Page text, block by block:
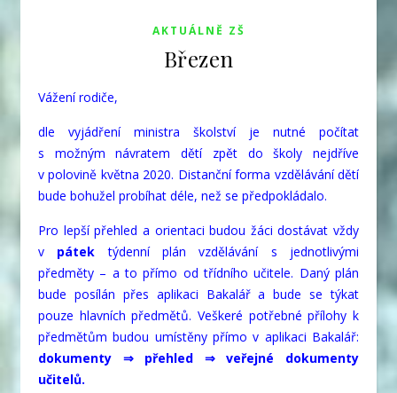
AKTUÁLNĚ ZŠ
Březen
Vážení rodiče,
dle vyjádření ministra školství je nutné počítat
s možným návratem dětí zpět do školy nejdříve
v polovině května 2020. Distanční forma vzdělávání dětí
bude bohužel probíhat déle, než se předpokládalo.
Pro lepší přehled a orientaci budou žáci dostávat vždy
v pátek týdenní plán vzdělávání s jednotlivými
předměty – a to přímo od třídního učitele. Daný plán
bude posílán přes aplikaci Bakalář a bude se týkat
pouze hlavních předmětů. Veškeré potřebné přílohy k
předmětům budou umístěny přímo v aplikaci Bakalář:
dokumenty ⇒ přehled ⇒ veřejné dokumenty
učitelů.